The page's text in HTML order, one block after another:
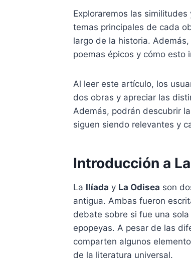
Exploraremos las
temas principales de cada
largo de la historia.
poemas épicos y cómo esto
Al leer este artículo, los
dos obras y apreciar las
Además, podrán descubrir
siguen siendo relevantes y
Introducción a
La Ilíada y La Odisea son
antigua. Ambas fueron
debate sobre si fue una
epopeyas. A pesar de las
comparten algunos
de la literatura universal.